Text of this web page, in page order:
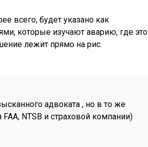
всего, будет указано как
которые изучают аварию, где это
лежит прямо на рис.
адвоката , но в то же
NTSB и страховой компании)